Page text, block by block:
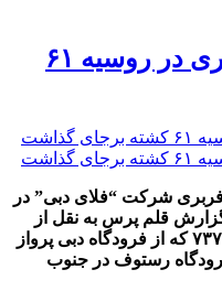
سقوط هواپیمای مسافربری در روسیه ۶۱
شرکت “فلای دبی” در
به گزارش قلم پرس به نقل از
پایگاه خبری شبکه العالم، این بوئینگ ۷۳۷ که از فرودگاه دبی پرواز
رستوف در جنوب